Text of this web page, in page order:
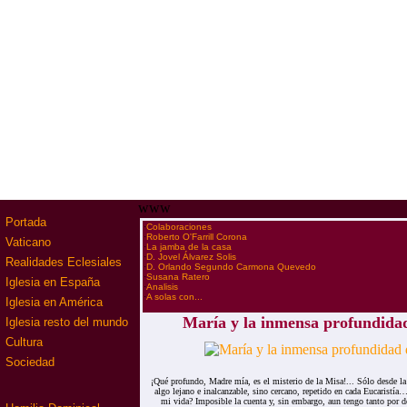
Portada
Vaticano
Realidades Eclesiales
Iglesia en España
Iglesia en América
Iglesia resto del mundo
Cultura
Sociedad
www
·Colaboraciones
·Roberto O'Farrill Corona
·La jamba de la casa
·D. Jovel Álvarez Solis
·D. Orlando Segundo Carmona Quevedo
·Susana Ratero
·Analisis
·A solas con...
María y la inmensa
¡Qué profundo, Madre mía, es el misterio de la Misa!... Sólo desde
algo lejano e inalcanzable, sino cercano, repetido en cada
mi vida? Imposible la cuenta y, sin embargo, aun tengo tanto por